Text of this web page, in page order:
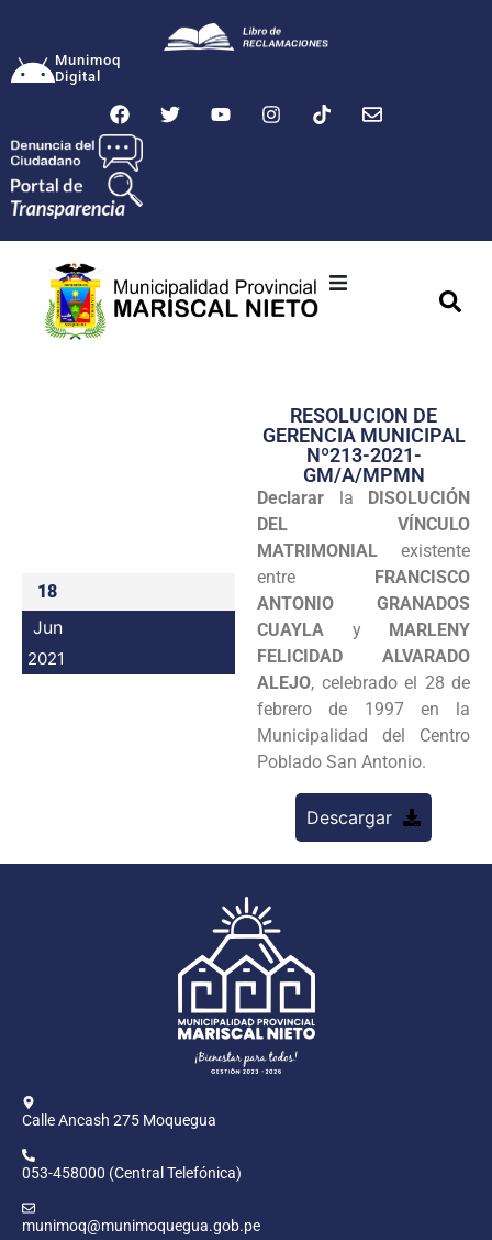
Munimoq
Digital
Transparencia
Seguridad
Programas
Intranet
18
Jun
2021
RESOLUCION DE
GERENCIA MUNICIPAL
Nº213-2021-
GM/A/MPMN
Declarar la DISOLUCIÓN
DEL VÍNCULO
MATRIMONIAL existente
entre FRANCISCO
ANTONIO GRANADOS
CUAYLA yMARLENY
FELICIDAD ALVARADO
ALEJO, celebrado el 28 de
febrero de 1997 en la
Municipalidad del Centro
Poblado San Antonio.
Descargar
Calle Ancash 275 Moquegua
053-458000 (Central Telefónica)
munimoq@munimoquegua.gob.pe